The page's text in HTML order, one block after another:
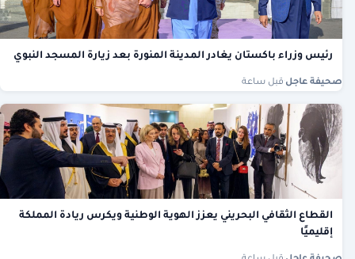
رئيس وزراء باكستان يغادر المدينة المنورة بعد زيارة المسجد النبوي
صحيفة عاجل قبل ساعة
القطاع الثقافي البحريني يعزز الهوية الوطنية ويكرس ريادة المملكة
إقليميًا